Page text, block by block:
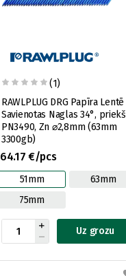
(1)
RAWLPLUG DRG Papīra Lentē
Savienotas Naglas 34°, priekš
PN3490, Zn ⌀2,8mm (63mm
3300gb)
64.17 €/pcs
51mm
63mm
75mm
Uz grozu